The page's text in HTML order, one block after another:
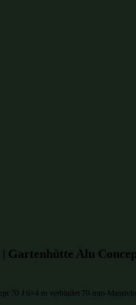
Gartenhütte Alu
70 J 6×4 m verbindet 70-mm-